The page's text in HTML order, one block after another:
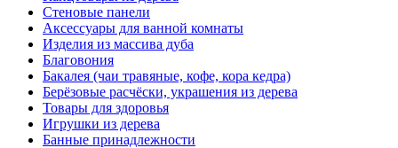
Стеновые панели
Аксессуары для ванной комнаты
Изделия из массива дуба
Благовония
Бакалея (чаи травяные, кофе, кора кедра)
Берёзовые расчёски, украшения из дерева
Товары для здоровья
Игрушки из дерева
Банные принадлежности